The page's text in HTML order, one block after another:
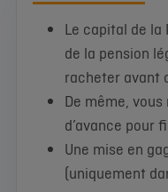
Le capital de la
de la pension
racheter avant
De même,
d’avance pour
Une mise en
(uniquement